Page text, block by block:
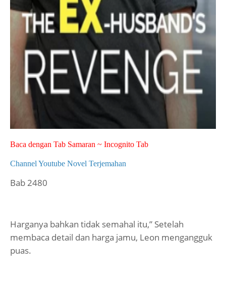
Baca dengan Tab Samaran ~ Incognito Tab
Channel Youtube Novel Terjemahan
Bab 2480
Harganya bahkan tidak semahal itu,” Setelah
membaca detail dan harga jamu, Leon mengangguk
puas.